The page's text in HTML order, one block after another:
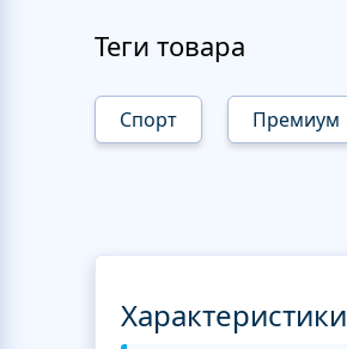
Теги товара
Спорт Премиум
Характеристики